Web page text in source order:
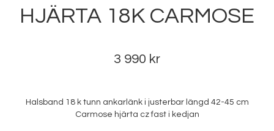
HJÄRTA 18K CARMOSE
3 990 kr
Halsband 18 k tunn ankarlänk i justerbar längd 42-45 cm
Carmose hjärta cz fast i kedjan